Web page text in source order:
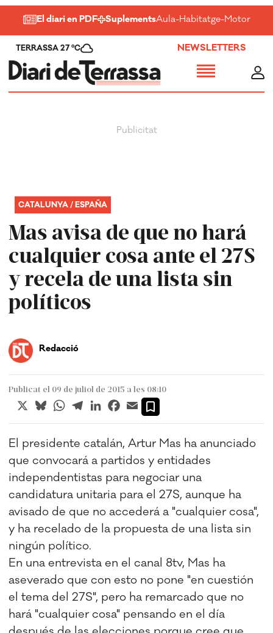
El diari en PDF SuplementsAula-Habitatge-Motor-
TERRASSA 27 ºC NEWSLETTERS
Mas avisa de que no hará
cualquier cosa ante el 27S
y recela de una lista sin
políticos
CATALUNYA / ESPAÑA
Redacció
Publicat el 09 de juliol de 2015 a les 08:10
X BlueskyWhatsApp
TelegramLinkedInFacebook
Email
El presidente catalán, Artur Mas ha anunciado
que convocará a partidos y entidades
independentistas para negociar una
candidatura unitaria para el 27S, aunque ha
avisado de que no accederá a "cualquier cosa",
y ha recelado de la propuesta de una lista sin
ningún político.
En una entrevista en el canal 8tv, Mas ha
aseverado que con esto no pone "en cuestión
el tema del 27S", pero ha remarcado que no
hará "cualquier cosa" pensando en el día